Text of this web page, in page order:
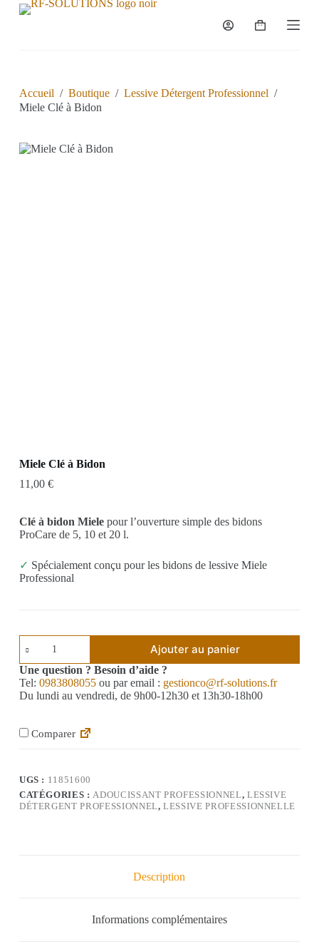
P
u
n
Accueil / Boutique / Lessive Détergent Professionnel /
Miele Clé à Bidon
Miele Clé à Bidon
11,00 €
Clé à bidon Mielepour l’ouverture simple des bidons
ProCare de 5, 10 et 20 l.
✓ Spécialement conçu pour les bidons de lessive Miele
Professional
Ajouter au panier
Une question ? Besoin d’aide ?
Tel: 0983808055ou par email : gestionco@rf-solutions.fr
Du lundi au vendredi, de 9h00-12h30 et 13h30-18h00
Comparer
UGS : 11851600
CATÉGORIES : ADOUCISSANT PROFESSIONNEL, LESSIVE
DÉTERGENT PROFESSIONNEL,LESSIVE PROFESSIONNELLE
Description
Informations complémentaires